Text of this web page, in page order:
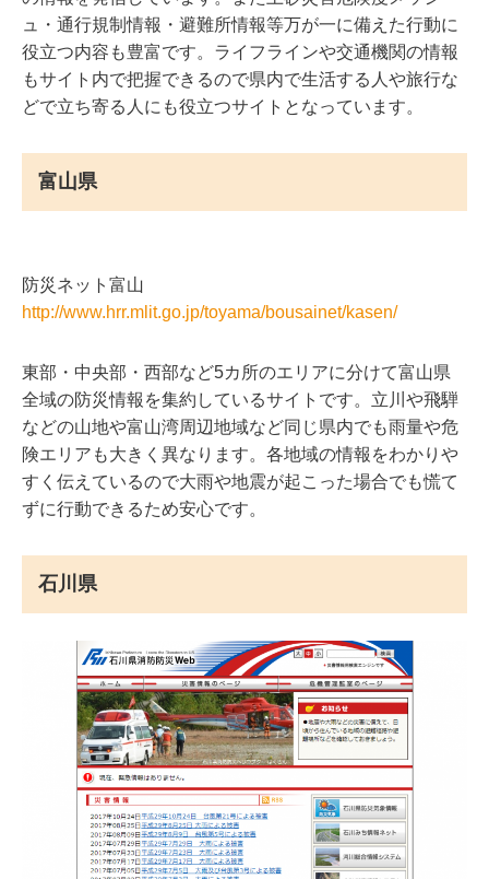
ュ・通行規制情報・避難所情報等万が一に備えた行動に
役立つ内容も豊富です。ライフラインや交通機関の情報
もサイト内で把握できるので県内で生活する人や旅行な
どで立ち寄る人にも役立つサイトとなっています。
富山県
防災ネット富山
http://www.hrr.mlit.go.jp/toyama/bousainet/kasen/
東部・中央部・西部など5カ所のエリアに分けて富山県
全域の防災情報を集約しているサイトです。立川や飛騨
などの山地や富山湾周辺地域など同じ県内でも雨量や危
険エリアも大きく異なります。各地域の情報をわかりや
すく伝えているので大雨や地震が起こった場合でも慌て
ずに行動できるため安心です。
石川県